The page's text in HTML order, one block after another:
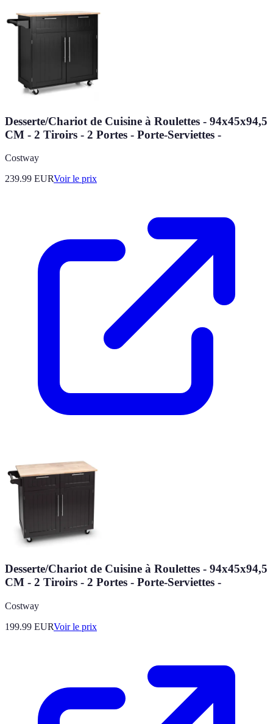
Desserte/Chariot de Cuisine à Roulettes - 94x45x94,5
CM - 2 Tiroirs - 2 Portes - Porte-Serviettes -
Costway
239.99 EURVoir le prix
Desserte/Chariot de Cuisine à Roulettes - 94x45x94,5
CM - 2 Tiroirs - 2 Portes - Porte-Serviettes -
Costway
199.99 EURVoir le prix